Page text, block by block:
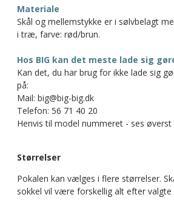
Materiale
Skål og mellemstykke er i sølvbelagt
i træ, farve: rød/brun.
Hos BIG kan det meste lade sig
Kan det, du har brug for ikke lade sig
på:
Mail: big@big-big.dk
Telefon: 56 71 40 20
Henvis til model nummeret - ses øverst
Størrelser
Pokalen kan vælges i flere størrelser.
sokkel vil være forskellig alt efter valgte